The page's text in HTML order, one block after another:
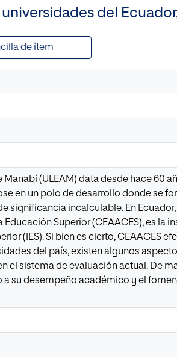
del
de ítem
(ULEAM) data desde hace 60
en un polo de desarrollo donde se
significancia incalculable. En
Superior (CEAACES), es la
(IES). Si bien es cierto, CEAACES
del país, existen algunos
el sistema de evaluación actual. De
su desempeño académico y el